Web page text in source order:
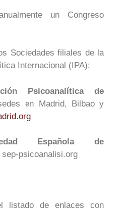
un Congreso
Sociedades filiales de la
Internacional (IPA):
Psicoanalítica de
en Madrid, Bilbao y
Española de
sep-psicoanalisi.org
listado de enlaces con